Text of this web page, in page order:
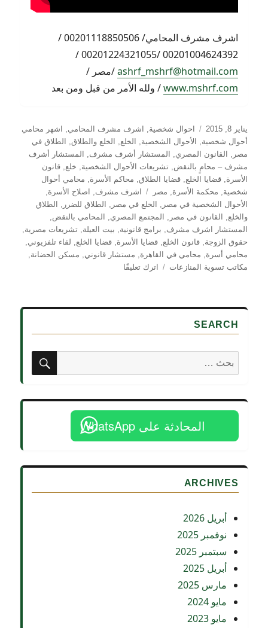
اشرف مشرف المحامي/ 00201118850506 /
00201004624392 /00201224321055 /
ashrf_mshrf@hotmail.com/مصر /
www.mshrf.com/ ولله الأمر من قبل ومن بعد
نُشرت
في
يناير 8, 2015 التصنيفات
احوال شخصية, اشرف مشرف المحامي,
اشهر محامي
أحوال شخصية, الأحوال الشخصية, الخلع, الخلع والطلاق,
الطلاق في
مصر , القانون المصري, المستشار أشرف مشرف,
المستشار أشرف
مشرف – محامٍ بالنقض,تشريعات الأحوال الشخصية, خلع,قانون
الأسرة,قضايا الخلع,قضايا الطلاق, محاكم الأسرة, محامي أحوال
شخصية, محكمة الأسرة, مصر الوسوم
اشرف مشرف, اصلاح الأسرة,
الأحوال الشخصية في مصر , الخلع في مصر , الطلاق للضرر ,
الطلاق
والخلع, القانون في مصر , المجتمع المصري, المحامي بالنقض,
المستشار اشرف مشرف, برامج قانونية, بيت العيلة,تشريعات مصرية,
حقوق الزوجة,قانون الخلع,قضايا الأسرة,قضايا الخلع, لقاء تلفزيوني,
محامي أسرة, محامي في القاهرة, مستشار قانوني, مسكن الحضانة,
مكاتب تسوية المنازعات
اترك تعليقًا
والواقع
مشرف
المحامي
SEARCH
البحث
عن:
بحث
المحادثة على WhatsApp
ARCHIVES
أبريل 2026
نوفمبر 2025
سبتمبر 2025
أبريل 2025
مارس 2025
مايو 2024
مايو 2023